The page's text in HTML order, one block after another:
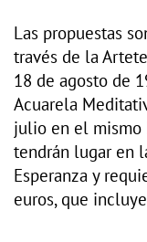
Las propuestas
través de la
18 de agosto de
Acuarela
julio en el mismo
tendrán lugar en
Esperanza y
euros, que